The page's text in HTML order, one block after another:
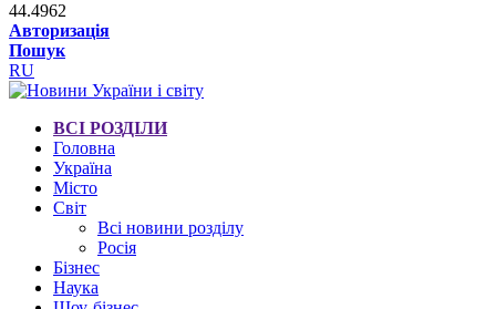
44.4962
Авторизація
Пошук
RU
ВСІ РОЗДІЛИ
Головна
Україна
Місто
Світ
Всі новини розділу
Росія
Бізнес
Наука